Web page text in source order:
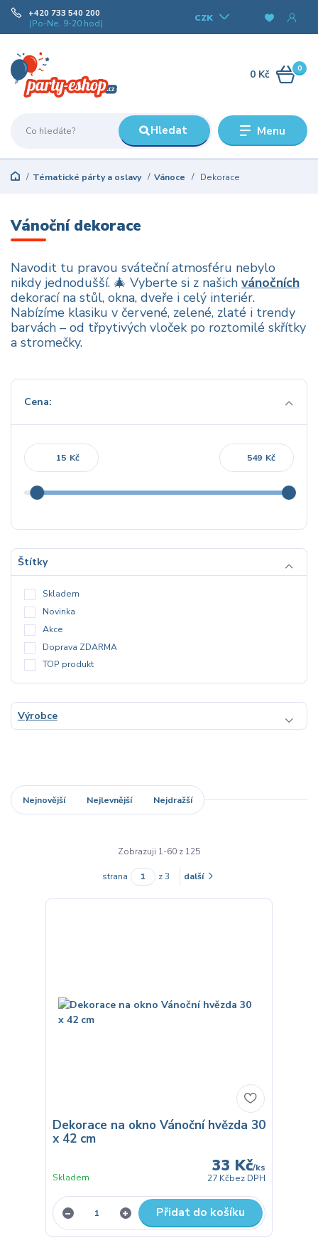
Menu
CZK
Hledat
+420 733 540 200
(Po-Ne, 9-20 hod)
0
0 Kč
Tématické párty a oslavy Vánoce Dekorace
Vánoční dekorace
Navodit tu pravou sváteční atmosféru nebylo
nikdy jednodušší. 🎄 Vyberte si z našich vánočních
dekorací na stůl, okna, dveře i celý interiér.
Nabízíme klasiku v červené, zelené, zlaté i trendy
barvách – od třpytivých vloček po roztomilé skřítky
a stromečky.
Cena:
Kč Kč
Štítky
Skladem
Novinka
Akce
Doprava ZDARMA
TOP produkt
Výrobce
Nejnovější Nejlevnější Nejdražší
Zobrazuji 1-60 z 125
strana z 3 další
Dekorace na okno Vánoční hvězda 30
x 42 cm
33 Kč/ks
27 Kčbez DPH
Skladem
Přidat do košíku